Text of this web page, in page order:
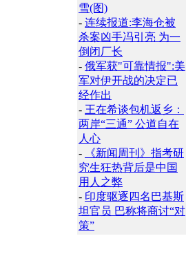
雪(图)
- 连续报道:李海仓被
杀案凶手冯引亮 为一
倒闭厂长
- 俄军获"可靠情报":美
军对伊开战的决定已
经作出
- 王在希谈包机返乡：
两岸“三通” 公道自在
人心
-
《新闻周刊》指考研
究生狂热背后是中国
用人之弊
- 印度驱逐四名巴基斯
坦官员 巴称将商讨“对
策”